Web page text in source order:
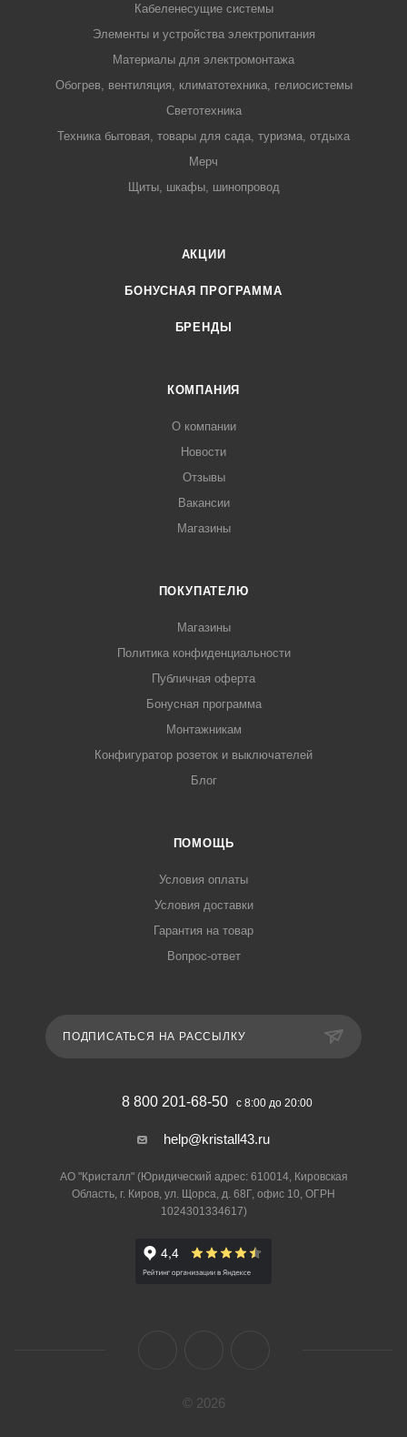
Кабеленесущие системы
Элементы и устройства электропитания
Материалы для электромонтажа
Обогрев, вентиляция, климатотехника, гелиосистемы
Светотехника
Техника бытовая, товары для сада, туризма, отдыха
Мерч
Щиты, шкафы, шинопровод
АКЦИИ
БОНУСНАЯ ПРОГРАММА
БРЕНДЫ
КОМПАНИЯ
О компании
Новости
Отзывы
Вакансии
Магазины
ПОКУПАТЕЛЮ
Магазины
Политика конфиденциальности
Публичная оферта
Бонусная программа
Монтажникам
Конфигуратор розеток и выключателей
Блог
ПОМОЩЬ
Условия оплаты
Условия доставки
Гарантия на товар
Вопрос-ответ
ПОДПИСАТЬСЯ НА РАССЫЛКУ
8 800 201-68-50 с 8:00 до 20:00
help@kristall43.ru
АО "Кристалл" (Юридический адрес: 610014, Кировская
Область, г. Киров, ул. Щорса, д. 68Г, офис 10, ОГРН
1024301334617)
© 2026